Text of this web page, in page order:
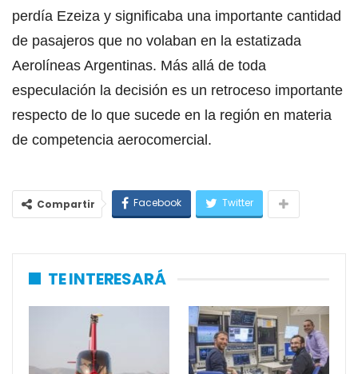
perdía Ezeiza y significaba una importante cantidad
de pasajeros que no volaban en la estatizada
Aerolíneas Argentinas. Más allá de toda
especulación la decisión es un retroceso importante
respecto de lo que sucede en la región en materia
de competencia aerocomercial.
Compartir Facebook Twitter
TE INTERESARÁ